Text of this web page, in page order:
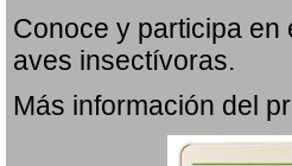
Conoce y participa
aves insectívoras.
Más información del